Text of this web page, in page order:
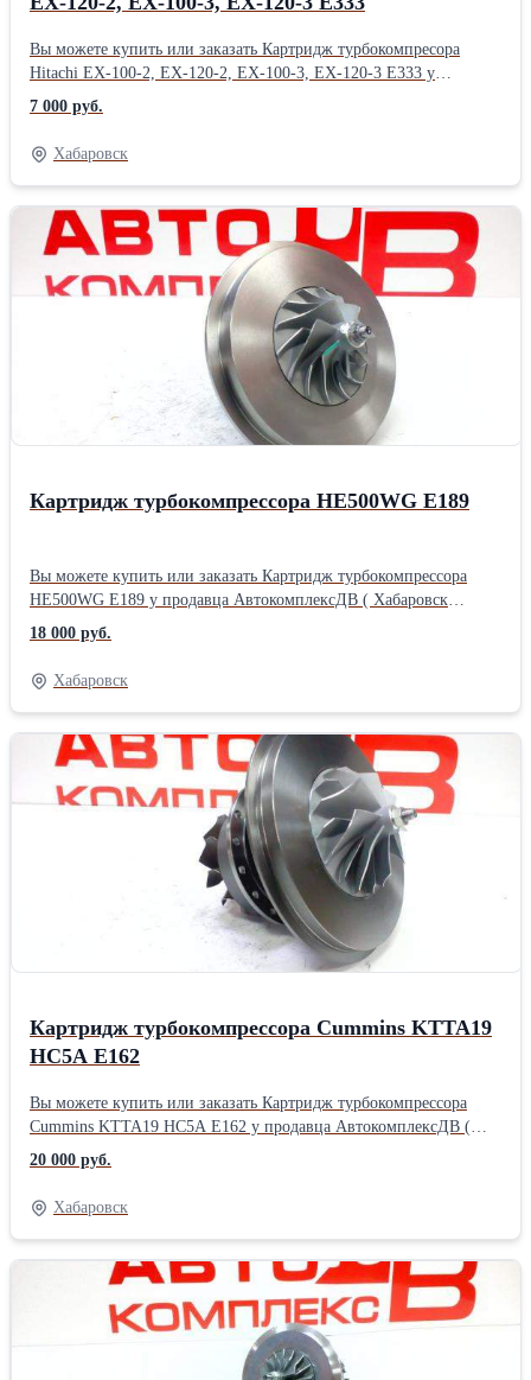
Вы можете купить или заказать Картридж турбокомпресора
Hitachi EX-100-2, EX-120-2, EX-100-3, EX-120-3 Е333 у
продавца АвтокомплексДВ ( Хабаровск )Производитель:
Powertec
7 000 руб.
Хабаровск
Картридж турбокомпрессора HE500WG Е189
Вы можете купить или заказать Картридж турбокомпрессора
HE500WG Е189 у продавца АвтокомплексДВ ( Хабаровск
)Производитель: Powertec
18 000 руб.
Хабаровск
Картридж турбокомпрессора Cummins KTTA19
HC5A Е162
Вы можете купить или заказать Картридж турбокомпрессора
Cummins KTTA19 HC5A Е162 у продавца АвтокомплексДВ (
Хабаровск )Производитель: Powertec
20 000 руб.
Хабаровск